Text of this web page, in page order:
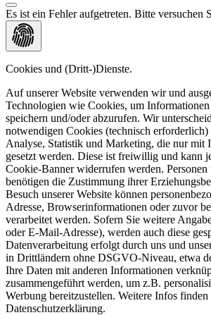
Es ist ein Fehler aufgetreten. Bitte versuchen
Cookies und (Dritt-)Dienste.
Auf unserer Website verwenden wir und
Technologien wie Cookies, um
speichern und/oder abzurufen. Wir
notwendigen Cookies (technisch
Analyse, Statistik und Marketing, die nur
gesetzt werden. Diese ist freiwillig und kann
Cookie-Banner widerrufen werden. Personen
benötigen die Zustimmung ihrer
Besuch unserer Website können
Adresse, Browserinformationen oder zuvor
verarbeitet werden. Sofern Sie weitere
oder E-Mail-Adresse), werden auch diese
Datenverarbeitung erfolgt durch uns und
in Drittländern ohne DSGVO-Niveau, etwa
Ihre Daten mit anderen Informationen
zusammengeführt werden, um z.B.
Werbung bereitzustellen. Weitere Infos finden
Datenschutzerklärung.